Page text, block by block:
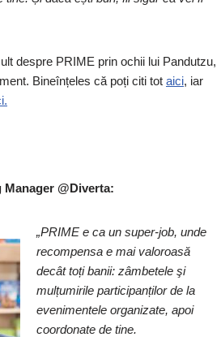
despre PRIME prin ochii lui Pandutzu,
Bineînțeles că poți citi tot aici, iar
@Diverta:
„PRIME e ca un super-job, unde
recompensa e mai valoroasă
decât toți banii: zâmbetele şi
mulțumirile participanților de la
evenimentele organizate, apoi
coordonate de tine.